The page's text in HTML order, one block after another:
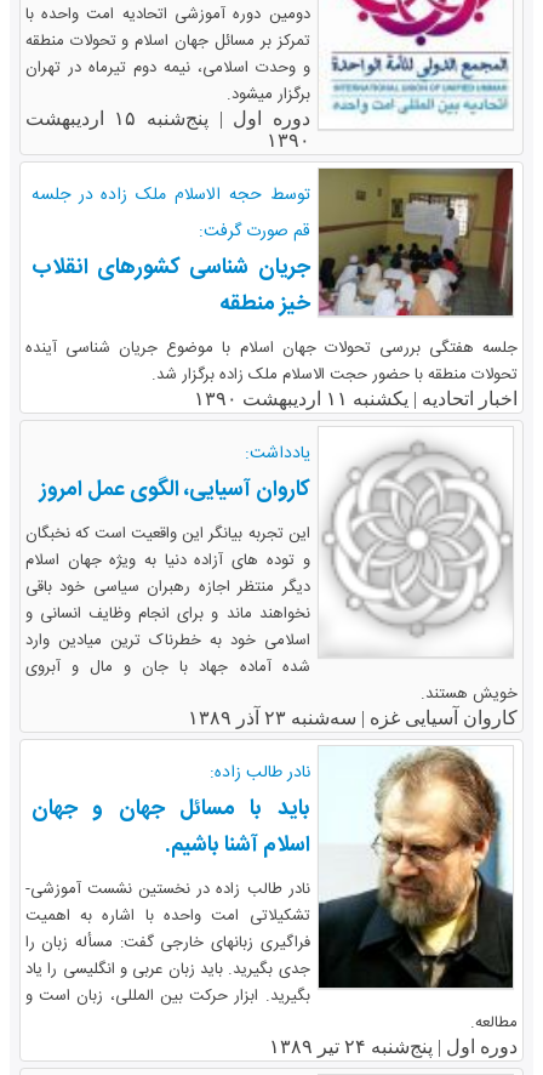
دومین دوره آموزشی اتحادیه امت واحده با
تمرکز بر مسائل جهان اسلام و تحولات منطقه
و وحدت اسلامی، نیمه دوم تیرماه در تهران
برگزار میشود.
دوره اول |
پنج‌شنبه ۱۵ اردیبهشت
۱۳۹۰
توسط حجه الاسلام ملک زاده در جلسه
قم صورت گرفت:
جریان شناسی کشورهای انقلاب
خیز منطقه
جلسه هفتگی بررسی تحولات جهان اسلام با موضوع جریان شناسی آینده
تحولات منطقه با حضور حجت الاسلام ملک زاده برگزار شد.
اخبار اتحادیه | یکشنبه ۱۱ اردیبهشت ۱۳۹۰
یادداشت:
کاروان آسیایی، الگوی عمل امروز
این تجربه بیانگر این واقعیت است که نخبگان
و توده های آزاده دنیا به ویژه جهان اسلام
دیگر منتظر اجازه رهبران سیاسی خود باقی
نخواهند ماند و برای انجام وظایف انسانی و
اسلامی خود به خطرناک ترین میادین وارد
شده آماده جهاد با جان و مال و آبروی
خویش هستند.
کاروان آسیایی غزه | سه‌شنبه ۲۳ آذر ۱۳۸۹
نادر طالب زاده:
باید با مسائل جهان و جهان
اسلام آشنا باشیم.
نادر طالب زاده در نخستین نشست آموزشی-
تشکیلاتی امت واحده با اشاره به اهمیت
فراگیری زبانهای خارجی گفت: مسأله زبان را
جدی بگیرید. باید زبان عربی و انگلیسی را یاد
بگیرید. ابزار حرکت بین المللی، زبان است و
مطالعه.
دوره اول | پنج‌شنبه ۲۴ تیر ۱۳۸۹